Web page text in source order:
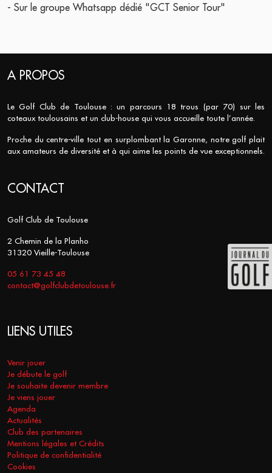
- Sur le groupe Whatsapp dédié "GCT Senior Tour"
A PROPOS
Le Golf Club de Toulouse : un parcours 18 trous (par 70) sur les
coteaux toulousains et un club-house qui vous accueille toute l’année.
Proche du centre-ville tout en surplombant la Garonne, notre golf plait
aux amateurs de diversité et à qui aime les points de vue exceptionnels.
CONTACT
Golf Club de Toulouse
2 Chemin de la Planho
31320 Vieille-Toulouse
05 61 73 45 48
contact@golfclubdetoulouse.fr
LIENS UTILES
Venir jouer
Je débute le golf
Je souhaite devenir membre
Je viens jouer
Agenda
Actualités
Club des partenaires
Mentions légales et Crédits
Politique de confidentialité
Cookies